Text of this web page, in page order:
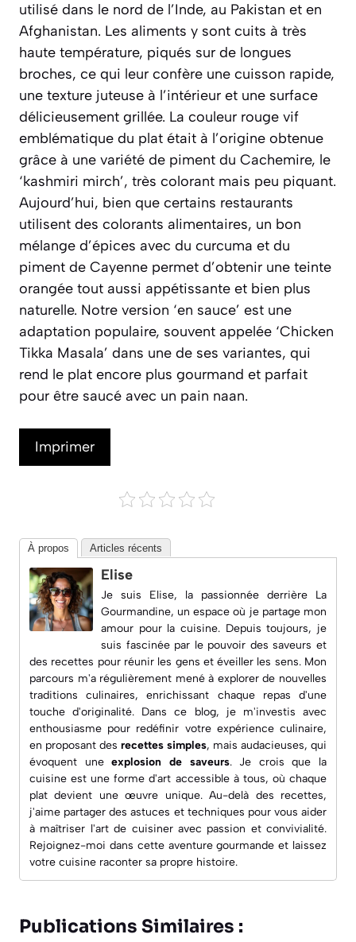
utilisé dans le nord de l’Inde, au Pakistan et en
Afghanistan. Les aliments y sont cuits à très
haute température, piqués sur de longues
broches, ce qui leur confère une cuisson rapide,
une texture juteuse à l’intérieur et une surface
délicieusement grillée. La couleur rouge vif
emblématique du plat était à l’origine obtenue
grâce à une variété de piment du Cachemire, le
‘kashmiri mirch’, très colorant mais peu piquant.
Aujourd’hui, bien que certains restaurants
utilisent des colorants alimentaires, un bon
mélange d’épices avec du curcuma et du
piment de Cayenne permet d’obtenir une teinte
orangée tout aussi appétissante et bien plus
naturelle. Notre version ‘en sauce’ est une
adaptation populaire, souvent appelée ‘Chicken
Tikka Masala’ dans une de ses variantes, qui
rend le plat encore plus gourmand et parfait
pour être saucé avec un pain naan.
Imprimer
À propos Articles récents
Elise
Je suis Elise, la passionnée derrière La
Gourmandine, un espace où je partage mon
amour pour la cuisine. Depuis toujours, je
suis fascinée par le pouvoir des saveurs et
des recettes pour réunir les gens et éveiller les sens. Mon
parcours m'a régulièrement mené à explorer de nouvelles
traditions culinaires, enrichissant chaque repas d'une
touche d'originalité. Dans ce blog, je m'investis avec
enthousiasme pour redéfinir votre expérience culinaire,
en proposant des recettes simples, mais audacieuses, qui
évoquent uneexplosion de saveurs. Je crois que la
cuisine est une forme d'art accessible à tous, où chaque
plat devient une œuvre unique. Au-delà des recettes,
j'aime partager des astuces et techniques pour vous aider
à maîtriser l'art de cuisiner avec passion et convivialité.
Rejoignez-moi dans cette aventure gourmande et laissez
votre cuisine raconter sa propre histoire.
Publications Similaires :